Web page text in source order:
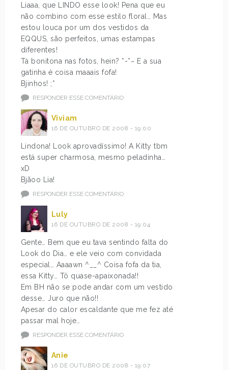
Liaaa, que LINDO esse look! Pena que eu
não combino com esse estilo floral… Mas
estou louca por um dos vestidos da
EQQUS, são perfeitos, umas estampas
diferentes!
Tá bonitona nas fotos, hein? *-*~ E a sua
gatinha é coisa maaais fofa!
Bjinhos! ;*
RESPONDER ESSE COMENTÁRIO
Viviam
16 DE OUTUBRO DE 2008 - 19:00
Lindona! Look aprovadíssimo! A Kitty tbm
está super charmosa, mesmo peladinha…
xD
Bjãoo Lia!
RESPONDER ESSE COMENTÁRIO
Luly
16 DE OUTUBRO DE 2008 - 19:04
Gente… Bem que eu tava sentindo falta do
Look do Dia… e ele veio com convidada
especial… Aaaawn ^__^ Coisa fofa da tia,
essa Kitty… Tô quase-apaixonada!!
Em BH não se pode andar com um vestido
desse… Juro que não!!
Apesar do calor escaldante que me fez até
passar mal hoje…
RESPONDER ESSE COMENTÁRIO
Anie
16 DE OUTUBRO DE 2008 - 19:07